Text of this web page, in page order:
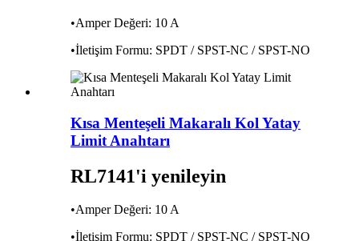
•Amper Değeri: 10 A
•İletişim Formu: SPDT / SPST-NC / SPST-NO
Kısa Menteşeli Makaralı Kol Yatay
Limit Anahtarı
RL7141'i yenileyin
•Amper Değeri: 10 A
•İletişim Formu: SPDT / SPST-NC / SPST-NO